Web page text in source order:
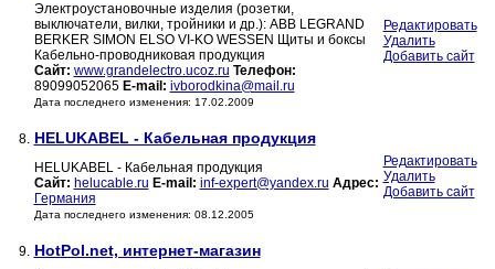
Электроустановочные изделия (розетки,
выключатели, вилки, тройники и др.): ABB LEGRAND
BERKER SIMON ELSO VI-KO WESSEN Щиты и боксы
Кабельно-проводниковая продукция
Сайт: www.grandelectro.ucoz.ru Телефон:
89099052065 E-mail: ivborodkina@mail.ru
Дата последнего изменения: 17.02.2009
Редактировать
Удалить
Добавить сайт
8. HELUKABEL - Кабельная продукция
HELUKABEL - Кабельная продукция
Сайт: helucable.ru E-mail: inf-expert@yandex.ru Адрес:
Германия
Дата последнего изменения: 08.12.2005
Редактировать
Удалить
Добавить сайт
9. HotPol.net, интернет-магазин